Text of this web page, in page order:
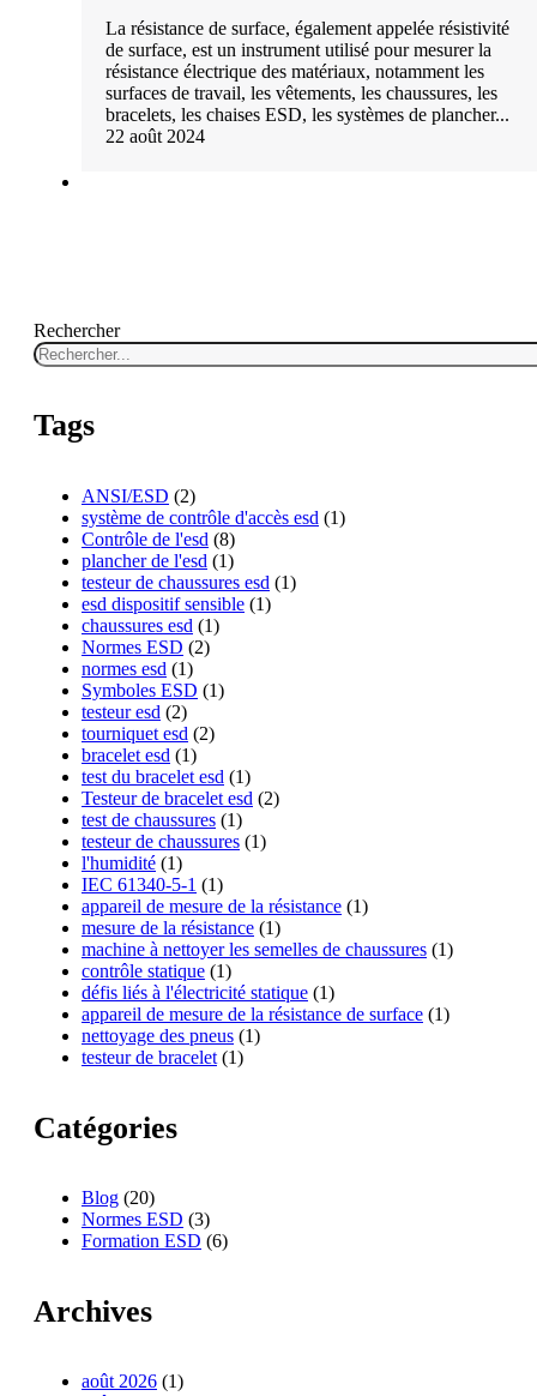
La résistance de surface, également appelée résistivité
de surface, est un instrument utilisé pour mesurer la
résistance électrique des matériaux, notamment les
surfaces de travail, les vêtements, les chaussures, les
bracelets, les chaises ESD, les systèmes de plancher...
22 août 2024
Rechercher
Tags
ANSI/ESD (2)
système de contrôle d'accès esd (1)
Contrôle de l'esd (8)
plancher de l'esd (1)
testeur de chaussures esd (1)
esd dispositif sensible (1)
chaussures esd (1)
Normes ESD (2)
normes esd (1)
Symboles ESD (1)
testeur esd (2)
tourniquet esd (2)
bracelet esd (1)
test du bracelet esd (1)
Testeur de bracelet esd (2)
test de chaussures (1)
testeur de chaussures (1)
l'humidité (1)
IEC 61340-5-1 (1)
appareil de mesure de la résistance (1)
mesure de la résistance (1)
machine à nettoyer les semelles de chaussures (1)
contrôle statique (1)
défis liés à l'électricité statique (1)
appareil de mesure de la résistance de surface (1)
nettoyage des pneus (1)
testeur de bracelet (1)
Catégories
Blog (20)
Normes ESD (3)
Formation ESD (6)
Archives
août 2026 (1)